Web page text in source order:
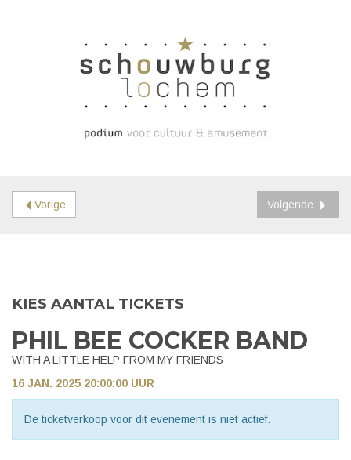
Vorige Volgende
KIES AANTAL TICKETS
PHIL BEE COCKER BAND
WITH A LITTLE HELP FROM MY FRIENDS
16 JAN. 2025 20:00:00 UUR
De ticketverkoop voor dit evenement is niet actief.